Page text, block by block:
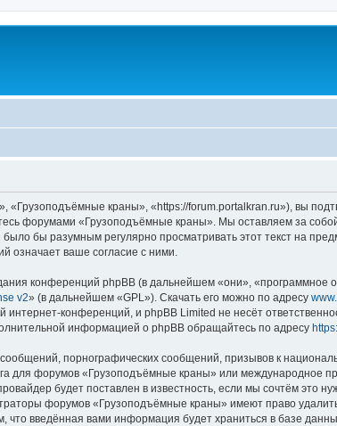
краны», «https://forum.portalkran.ru»), вы
форумами «Грузоподъёмные краны». Мы оставляем за
бы разумным регулярно просматривать этот текст на
означает ваше согласие с ними.
конференций phpBB (в дальнейшем «они», «программное
v2» (в дальнейшем «GPL»). Скачать его можно по адресу
конференций, и phpBB Limited не несёт
информацией о phpBB обращайтесь по адресу
порнографических сообщений, призывов к
для форумов «Грузоподъёмные краны» или международное
будет поставлен в известность, если мы сочтём это
форумов «Грузоподъёмные краны» имеют право
что введённая вами информация будет храниться в базе